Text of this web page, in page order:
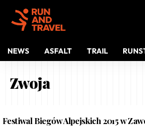
NEWS ASFALT TRAIL
Zwoja
Festiwal Biegów Alpejskich 2015 w